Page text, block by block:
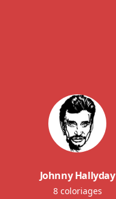
Johnny Hallyday
8 coloriages